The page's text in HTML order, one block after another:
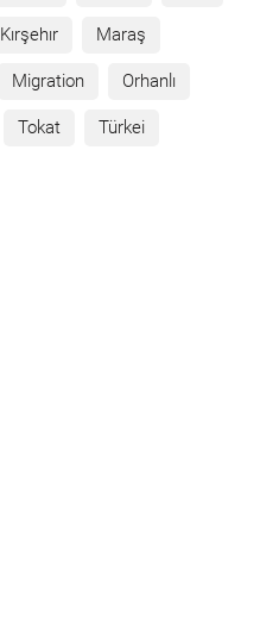
Kırşehır Maraş
Migration Orhanlı
Tokat Türkei